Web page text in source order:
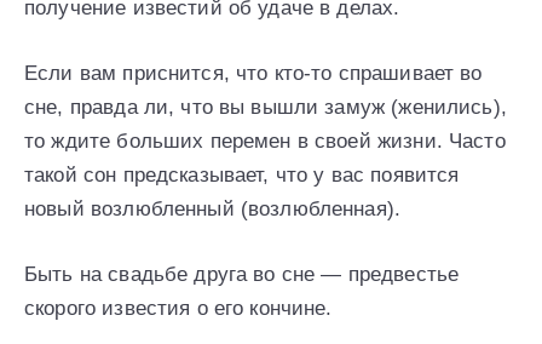
получение известий об удаче в делах.
Если вам приснится, что кто-то спрашивает во
сне, правда ли, что вы вышли замуж (женились),
то ждите больших перемен в своей жизни. Часто
такой сон предсказывает, что у вас появится
новый возлюбленный (возлюбленная).
Быть на свадьбе друга во сне — предвестье
скорого известия о его кончине.